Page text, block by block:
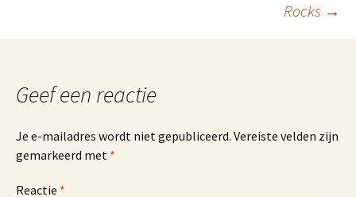
Rocks →
Geef een reactie
Je e-mailadres wordt niet gepubliceerd. Vereiste velden zijn
gemarkeerd met *
Reactie *